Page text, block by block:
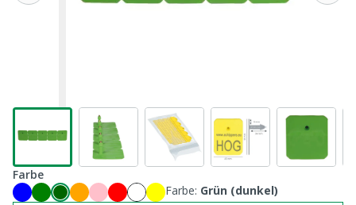
Farbe
Farbe: Grün (dunkel)